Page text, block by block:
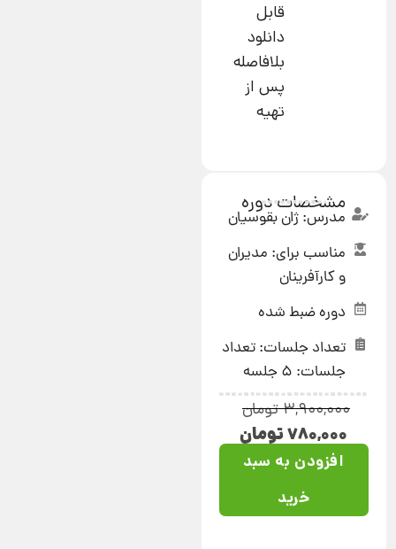
قابل
دانلود
بلافاصله
پس از
تهیه
مشخصات دوره
مدرس: ژان بقوسیان
مناسب برای: مدیران
و کارآفرینان
دوره ضبط شده
تعداد جلسات: تعداد
جلسات: 5 جلسه
۳,۹۰۰,۰۰۰تومان
۷۸۰,۰۰۰تومان
افزودن به سبد
خرید